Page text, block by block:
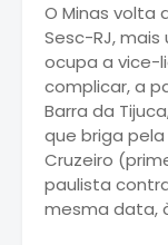
O Minas volta
Sesc-RJ,
ocupa a vice-
complicar, a
Barra da
que briga
Cruzeiro
paulista
mesma data,